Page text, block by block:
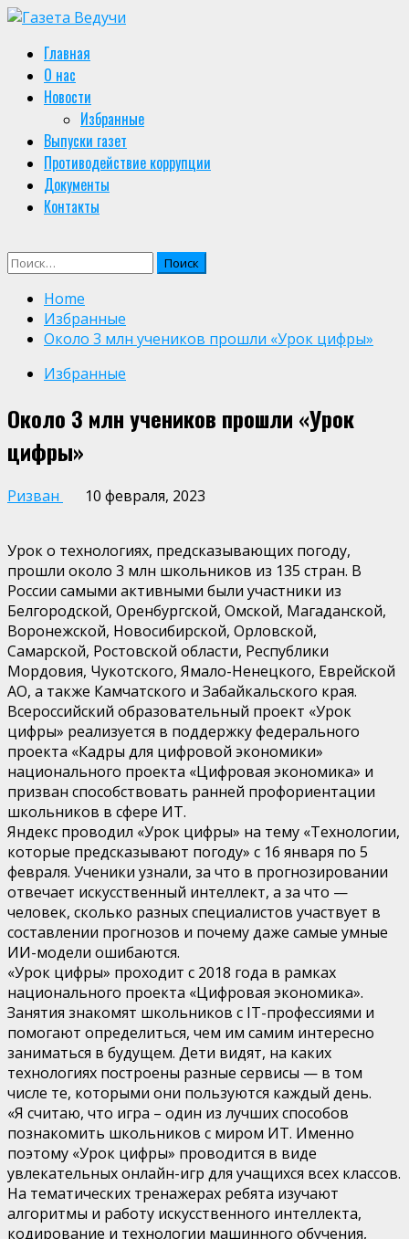
Skip
content
Primary
Menu
Главная
О нас
Новости
Избранные
Выпуски газет
Противодействие коррупции
Документы
Контакты
Найти:
Home
Избранные
Около 3 млн учеников прошли «Урок цифры»
Избранные
Около 3 млн учеников прошли «Урок
цифры»
Ризван 10 февраля, 2023
Урок о технологиях, предсказывающих погоду,
прошли около 3 млн школьников из 135 стран. В
России самыми активными были участники из
Белгородской, Оренбургской, Омской, Магаданской,
Воронежской, Новосибирской, Орловской,
Самарской, Ростовской области, Республики
Мордовия, Чукотского, Ямало-Ненецкого, Еврейской
АО, а также Камчатского и Забайкальского края.
Всероссийский образовательный проект «Урок
цифры» реализуется в поддержку федерального
проекта «Кадры для цифровой экономики»
национального проекта «Цифровая экономика» и
призван способствовать ранней профориентации
школьников в сфере ИТ.
Яндекс проводил «Урок цифры» на тему «Технологии,
которые предсказывают погоду» с 16 января по 5
февраля. Ученики узнали, за что в прогнозировании
отвечает искусственный интеллект, а за что —
человек, сколько разных специалистов участвует в
составлении прогнозов и почему даже самые умные
ИИ-модели ошибаются.
«Урок цифры» проходит с 2018 года в рамках
национального проекта «Цифровая экономика».
Занятия знакомят школьников с IT-профессиями и
помогают определиться, чем им самим интересно
заниматься в будущем. Дети видят, на каких
технологиях построены разные сервисы — в том
числе те, которыми они пользуются каждый день.
«Я считаю, что игра – один из лучших способов
познакомить школьников с миром ИТ. Именно
поэтому «Урок цифры» проводится в виде
увлекательных онлайн-игр для учащихся всех классов.
На тематических тренажерах ребята изучают
алгоритмы и работу искусственного интеллекта,
кодирование и технологии машинного обучения,